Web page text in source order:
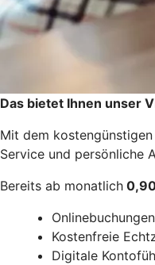
Das bietet Ihnen unser
Mit dem
Service und persönliche
Bereits ab monatlich
Kostenfreie
Digitale